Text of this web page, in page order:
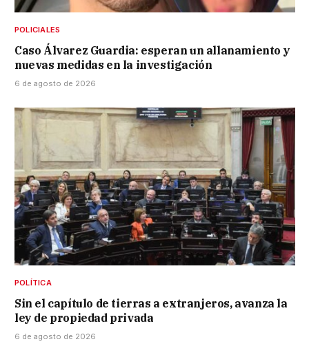
POLICIALES
Caso Álvarez Guardia: esperan un allanamiento y
nuevas medidas en la investigación
6 de agosto de 2026
POLÍTICA
Sin el capítulo de tierras a extranjeros, avanza la
ley de propiedad privada
6 de agosto de 2026